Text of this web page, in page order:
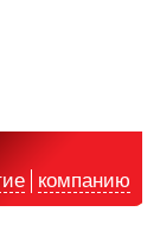
компанию